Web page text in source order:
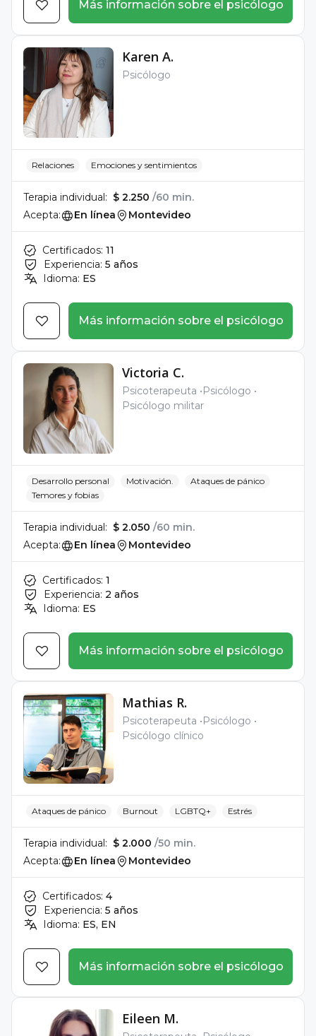
Más información sobre el psicólogo
Karen A.
Psicólogo
Relaciones Emociones y sentimientos
Terapia individual: $ 2.250 /60 min.
Acepta:
En línea Montevideo
Certificados: 11
Experiencia: 5 años
Idioma: ES
Más información sobre el psicólogo
Victoria C.
Psicoterapeuta
Psicólogo
Psicólogo militar
Desarrollo personal Motivación.
Ataques de pánico
Temores y fobias
Terapia individual: $ 2.050 /60 min.
Acepta:
En línea Montevideo
Certificados: 1
Experiencia: 2 años
Idioma: ES
Más información sobre el psicólogo
Mathias R.
Psicoterapeuta
Psicólogo
Psicólogo clínico
Ataques de pánico Burnout LGBTQ+ Estrés
Terapia individual: $ 2.000 /50 min.
Acepta:
En línea Montevideo
Certificados: 4
Experiencia: 5 años
Idioma: ES, EN
Más información sobre el psicólogo
Eileen M.